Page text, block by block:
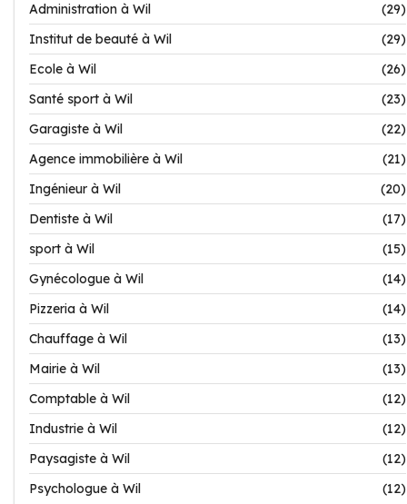
Administration à Wil
(29)
Institut de beauté à Wil
(29)
Ecole à Wil
(26)
Santé sport à Wil
(23)
Garagiste à Wil
(22)
Agence immobilière à Wil
(21)
Ingénieur à Wil
(20)
Dentiste à Wil
(17)
sport à Wil
(15)
Gynécologue à Wil
(14)
Pizzeria à Wil
(14)
Chauffage à Wil
(13)
Mairie à Wil
(13)
Comptable à Wil
(12)
Industrie à Wil
(12)
Paysagiste à Wil
(12)
Psychologue à Wil
(12)